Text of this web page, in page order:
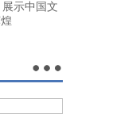
示中国文